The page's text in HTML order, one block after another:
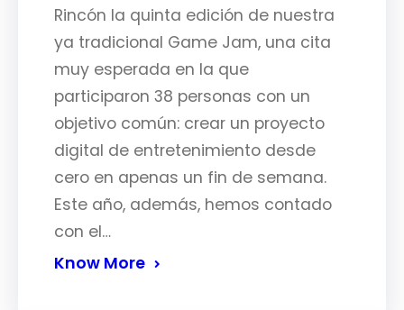
Rincón la quinta edición de nuestra
ya tradicional Game Jam, una cita
muy esperada en la que
participaron 38 personas con un
objetivo común: crear un proyecto
digital de entretenimiento desde
cero en apenas un fin de semana.
Este año, además, hemos contado
con el…
Know More